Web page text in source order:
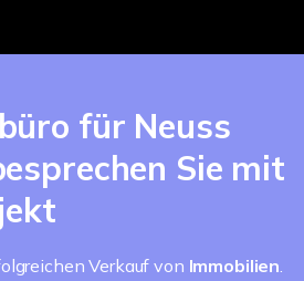
für Neuss
Sie mit
Verkauf von Immobilien